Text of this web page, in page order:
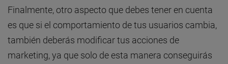
Finalmente, otro aspecto que debes tener en cuenta
es que si el comportamiento de tus usuarios cambia,
también deberás modificar tus acciones de
marketing, ya que solo de esta manera conseguirás